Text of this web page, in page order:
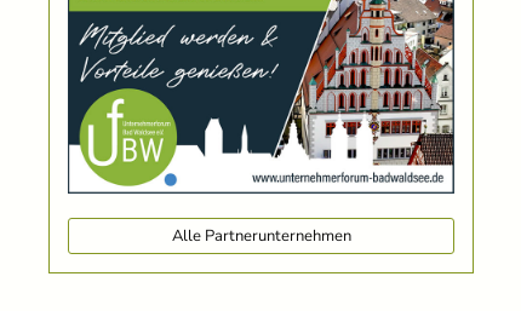
Alle Partnerunternehmen